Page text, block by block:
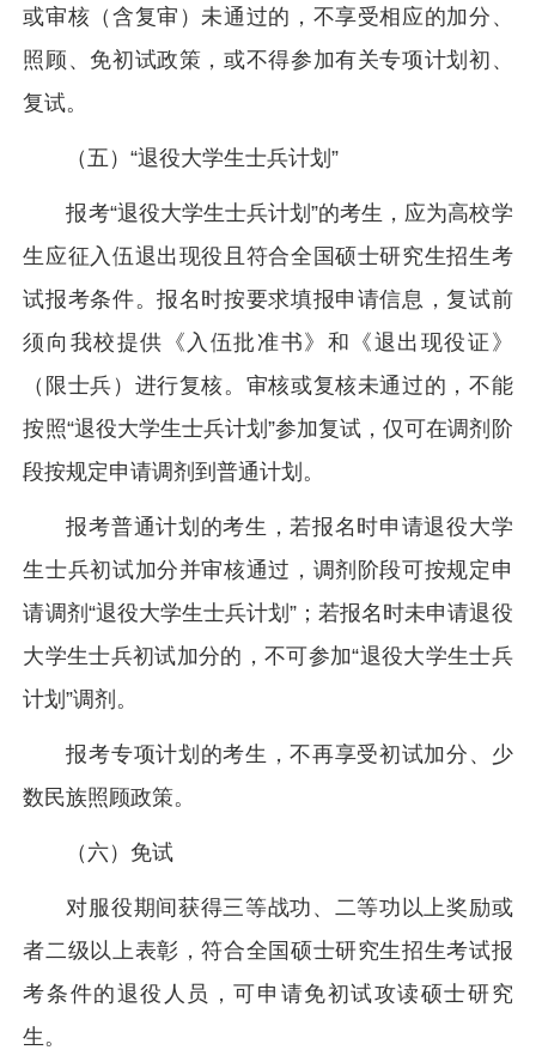
或审核（含复审）未通过的，不享受相应的加分、
照顾、免初试政策，或不得参加有关专项计划初、
复试。
（五）“退役大学生士兵计划”
报考“退役大学生士兵计划”的考生，应为高校学
生应征入伍退出现役且符合全国硕士研究生招生考
试报考条件。报名时按要求填报申请信息，复试前
须向我校提供《入伍批准书》和《退出现役证》
（限士兵）进行复核。审核或复核未通过的，不能
按照“退役大学生士兵计划”参加复试，仅可在调剂阶
段按规定申请调剂到普通计划。
报考普通计划的考生，若报名时申请退役大学
生士兵初试加分并审核通过，调剂阶段可按规定申
请调剂“退役大学生士兵计划”；若报名时未申请退役
大学生士兵初试加分的，不可参加“退役大学生士兵
计划”调剂。
报考专项计划的考生，不再享受初试加分、少
数民族照顾政策。
（六）免试
对服役期间获得三等战功、二等功以上奖励或
者二级以上表彰，符合全国硕士研究生招生考试报
考条件的退役人员，可申请免初试攻读硕士研究
生。